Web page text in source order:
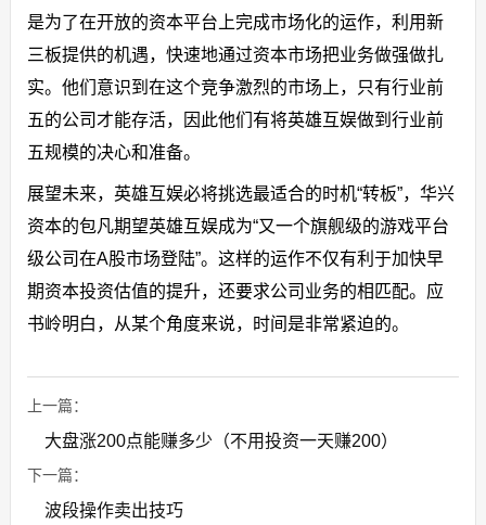
是为了在开放的资本平台上完成市场化的运作，利用新
三板提供的机遇，快速地通过资本市场把业务做强做扎
实。他们意识到在这个竞争激烈的市场上，只有行业前
五的公司才能存活，因此他们有将英雄互娱做到行业前
五规模的决心和准备。
展望未来，英雄互娱必将挑选最适合的时机“转板”，华兴
资本的包凡期望英雄互娱成为“又一个旗舰级的游戏平台
级公司在A股市场登陆”。这样的运作不仅有利于加快早
期资本投资估值的提升，还要求公司业务的相匹配。应
书岭明白，从某个角度来说，时间是非常紧迫的。
上一篇：
大盘涨200点能赚多少（不用投资一天赚200）
下一篇：
波段操作卖出技巧